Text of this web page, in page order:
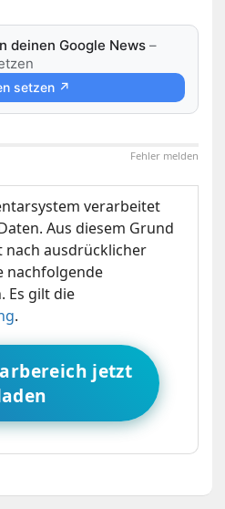
deinen Google News –
setzen ↗
Fehler melden
verarbeitet
Aus diesem Grund
nach ausdrücklicher
nachfolgende
Es gilt die
.
jetzt